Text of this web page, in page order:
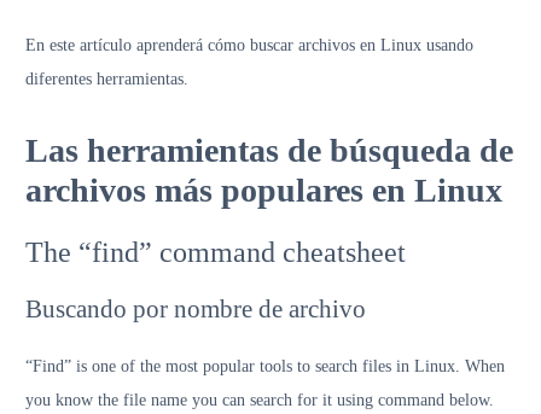
En este artículo aprenderá cómo buscar archivos en Linux usando
diferentes herramientas.
Las herramientas de búsqueda de
archivos más populares en Linux
The “find” command cheatsheet
Buscando por nombre de archivo
“Find” is one of the most popular tools to search files in Linux. When
you know the file name you can search for it using command below.